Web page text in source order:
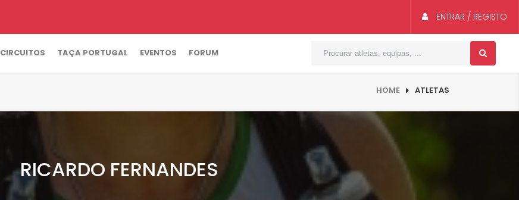
ENTRAR / REGISTO
CIRCUITOS TAÇA PORTUGAL EVENTOS FORUM
HOME ATLETAS
RICARDO FERNANDES